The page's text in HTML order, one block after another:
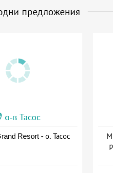
предложения
о-в Тасос
Resort - о. Тасос